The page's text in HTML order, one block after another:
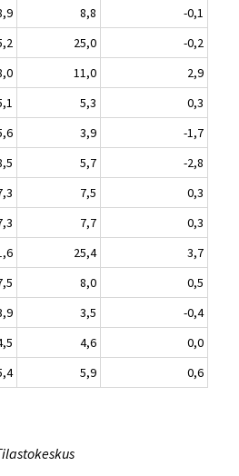
8,8
-0,1
25,0
-0,2
11,0
2,9
5,3
0,3
3,9
-1,7
5,7
-2,8
7,5
0,3
7,7
0,3
25,4
3,7
8,0
0,5
3,5
-0,4
4,6
0,0
5,9 0,6